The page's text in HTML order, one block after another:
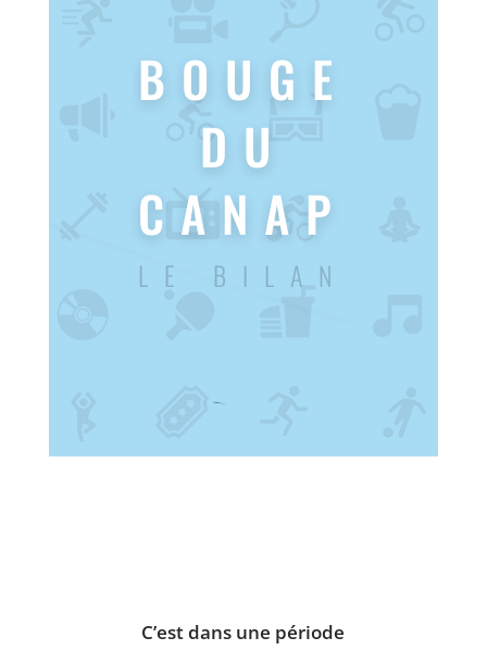
BOUGE
DU
CANAP
LE BILAN
C’est dans une période